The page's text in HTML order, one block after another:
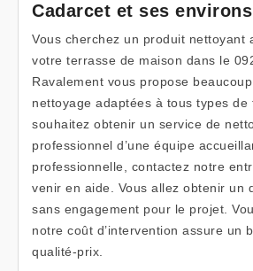
Cadarcet et ses environs
Vous cherchez un produit nettoyant
votre terrasse de maison dans le
Ravalement vous propose
nettoyage adaptées à tous types de
souhaitez obtenir un service de
professionnel d’une équipe
professionnelle, contactez notre
venir en aide. Vous allez obtenir un
sans engagement pour le projet.
notre coût d’intervention assure un
qualité-prix.